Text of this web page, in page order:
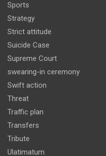
Sports
Strategy
Strict attitude
Suicide Case
Supreme Court
swearing-in ceremony
Swift action
Threat
Traffic plan
Transfers
Tribute
Ulatimatum